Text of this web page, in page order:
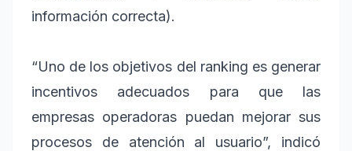
información correcta).
“Uno de los objetivos del ranking es generar
incentivos adecuados para que las
empresas operadoras puedan mejorar sus
procesos de atención al usuario”, indicó